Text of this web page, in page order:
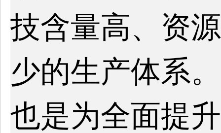
技含量高、资
少的生产体系
也是为全面提